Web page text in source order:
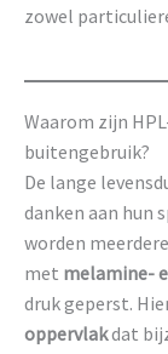
zowel
Waarom zijn
buitengebruik?
De lange
danken aan hun
worden meerdere
met melamine-
druk geperst.
oppervlakdat